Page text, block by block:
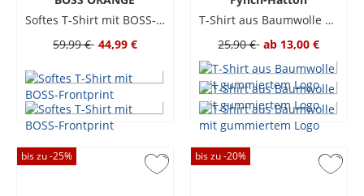
Softes T-Shirt mit BOSS-Frontprint
59,99 € 44,99 €
T-Shirt aus Baumwolle mit gummiertem Logo
25,90 € ab 13,00 €
bis zu -25% bis zu -20%